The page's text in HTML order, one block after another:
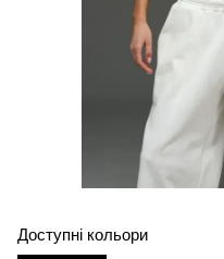
Доступні кольори